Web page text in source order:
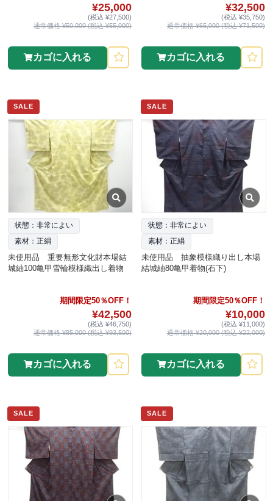
¥25,000
(税込 ¥27,500)
通常価格 ¥50,000 (税込 ¥55,000)
カゴに入れる
¥32,500
(税込 ¥35,750)
通常価格 ¥65,000 (税込 ¥71,500)
カゴに入れる
SALE
状態：非常によい
素材：正絹
未使用品 重要無形文化財本場結
城紬100亀甲雪輪模様織出し着物
期間限定50％OFF！
¥42,500
(税込 ¥46,750)
通常価格 ¥85,000 (税込 ¥93,500)
カゴに入れる
SALE
状態：非常によい
素材：正絹
未使用品 抽象模様織り出し本場
結城紬80亀甲着物(石下)
期間限定50％OFF！
¥10,000
(税込 ¥11,000)
通常価格 ¥20,000 (税込 ¥22,000)
カゴに入れる
SALE SALE